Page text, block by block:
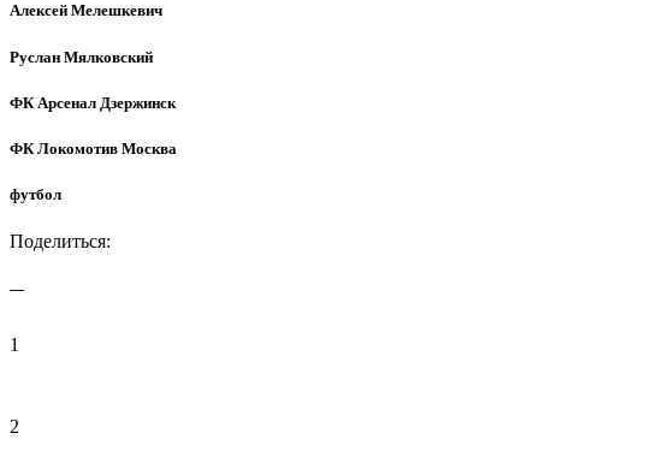
Алексей Мелешкевич
Руслан Мялковский
ФК Арсенал Дзержинск
ФК Локомотив Москва
футбол
Поделиться:
1
2